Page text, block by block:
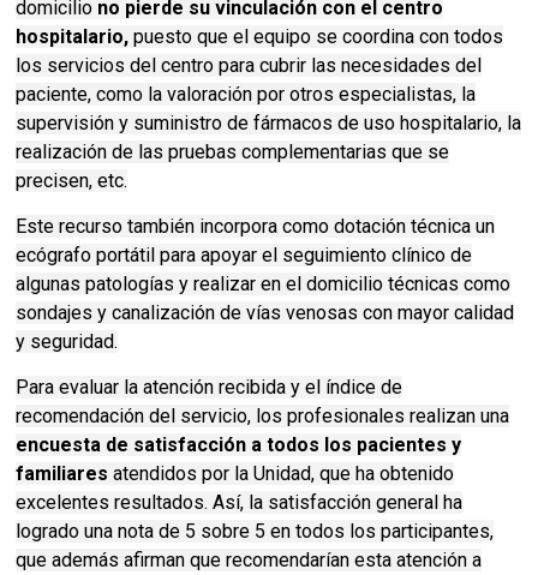
domicilio no pierde su vinculación con el centro
hospitalario, puesto que el equipo se coordina con todos
los servicios del centro para cubrir las necesidades del
paciente, como la valoración por otros especialistas, la
supervisión y suministro de fármacos de uso hospitalario, la
realización de las pruebas complementarias que se
precisen, etc.
Este recurso también incorpora como dotación técnica un
ecógrafo portátil para apoyar el seguimiento clínico de
algunas patologías y realizar en el domicilio técnicas como
sondajes y canalización de vías venosas con mayor calidad
y seguridad.
Para evaluar la atención recibida y el índice de
recomendación del servicio, los profesionales realizan una
encuesta de satisfacción a todos los pacientes y
familiares atendidos por la Unidad, que ha obtenido
excelentes resultados. Así, la satisfacción general ha
logrado una nota de 5 sobre 5 en todos los participantes,
que además afirman que recomendarían esta atención a